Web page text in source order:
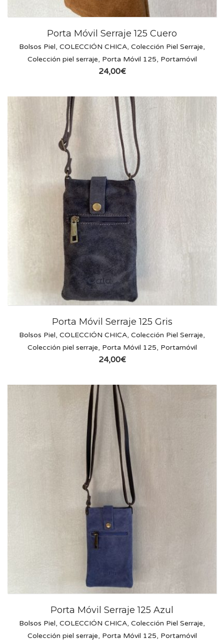
Porta Móvil Serraje 125 Cuero
Bolsos Piel, COLECCIÓN CHICA, Colección Piel Serraje,
Colección piel serraje, Porta Móvil 125, Portamóvil
24,00€
Porta Móvil Serraje 125 Gris
Bolsos Piel, COLECCIÓN CHICA, Colección Piel Serraje,
Colección piel serraje, Porta Móvil 125, Portamóvil
24,00€
Porta Móvil Serraje 125 Azul
Bolsos Piel, COLECCIÓN CHICA, Colección Piel Serraje,
Colección piel serraje, Porta Móvil 125, Portamóvil